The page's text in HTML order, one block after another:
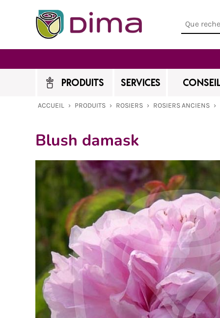
PRODUITS SERVICES
ACCUEIL › PRODUITS › ROSIERS › ROSIERS ANCIENS ›
Blush damask